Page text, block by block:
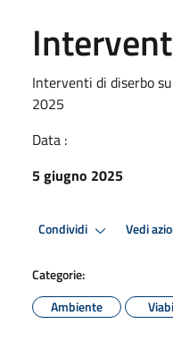
Interventi di diserbo
2025
Data :
5 giugno 2025
Condividi Vedi
Categorie:
Ambiente